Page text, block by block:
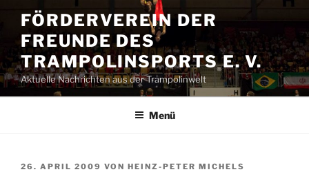
Inhalt
springen
FÖRDERVEREIN DER
FREUNDE DES
TRAMPOLINSPORTS E. V.
Aktuelle Nachrichten aus der Trampolinwelt
Menü
VERÖFFENTLICHT
26. APRIL 2009 VON HEINZ-PETER MICHELS